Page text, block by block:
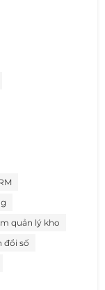
quản lý kho
đổi số